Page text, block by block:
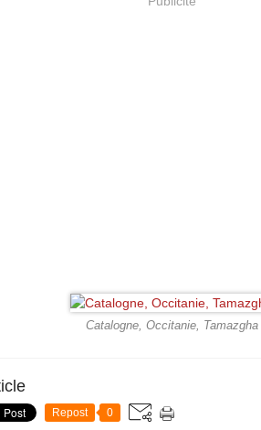
Catalogne, Occitanie, Tamazgha
Repost 0